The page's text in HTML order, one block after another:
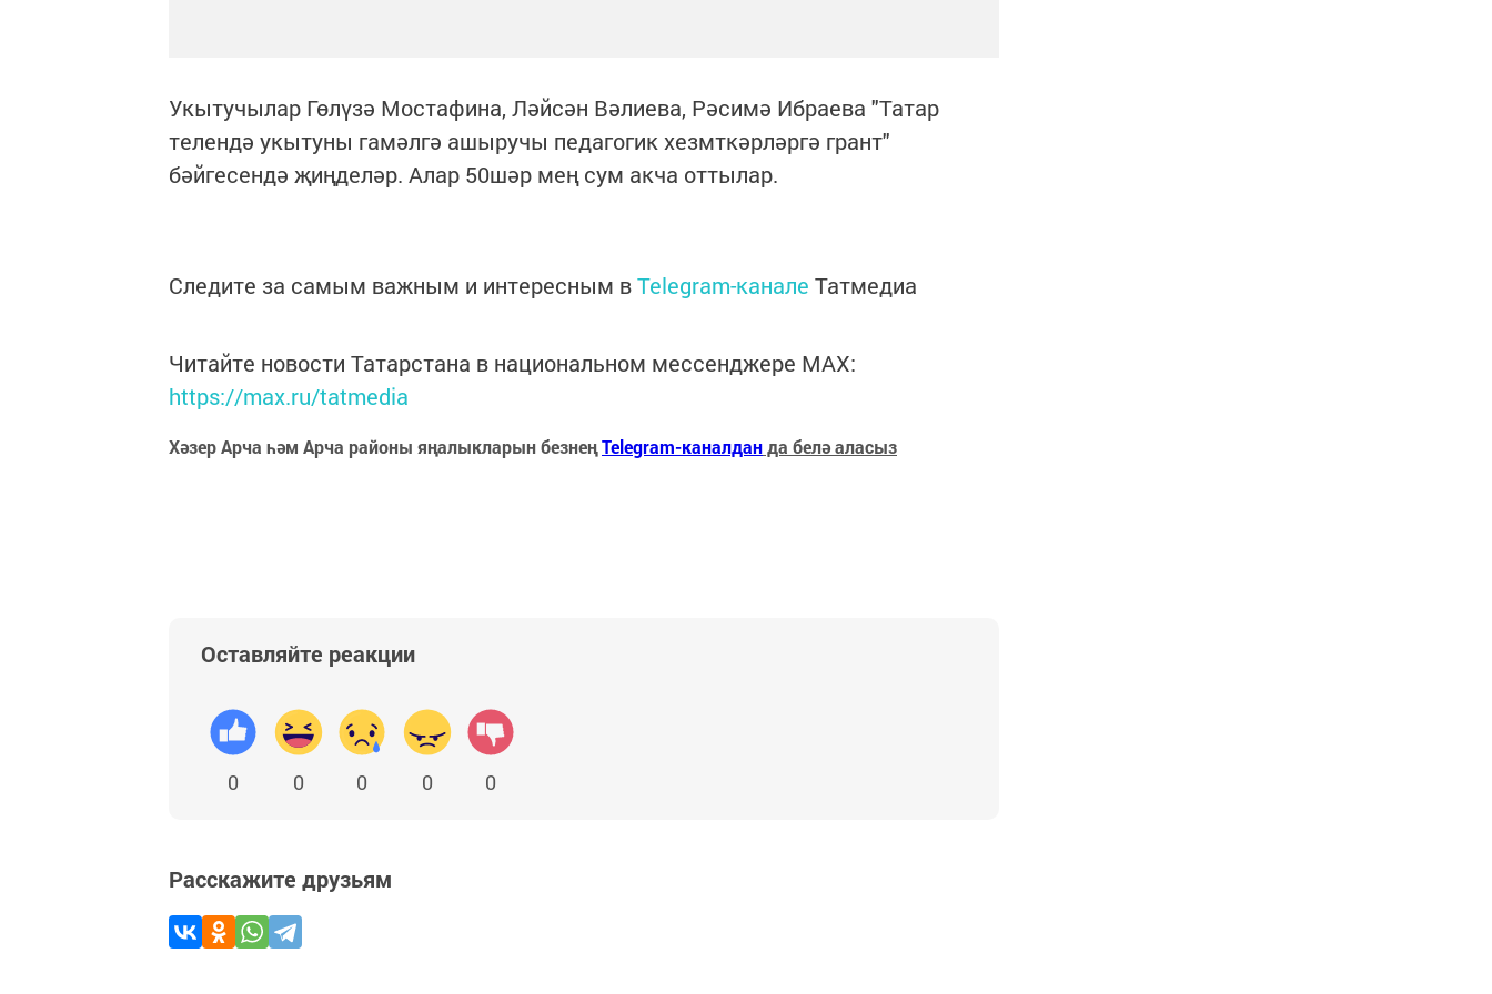
Укытучылар Гөлүзә Мостафина, Ләйсән Вәлиева, Рәсимә Ибраева "Татар
телендә укытуны гамәлгә ашыручы педагогик хезмткәрләргә грант"
бәйгесендә җиңделәр. Алар 50шәр мең сум акча оттылар.
Следите за самым важным и интересным вTelegram-канале Татмедиа
Читайте новости Татарстана в национальном мессенджере MАХ:
https://max.ru/tatmedia
Хәзер Арча һәм Арча районы яңалыкларын безнеңTelegram-каналданда белә аласыз
Оставляйте реакции
0 0 0 0 0
Расскажите друзьям